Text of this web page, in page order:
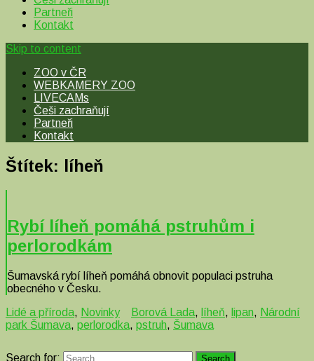
Partneři
Kontakt
Skip to content
ZOO v ČR
WEBKAMERY ZOO
LIVECAMs
Češi zachraňují
Partneři
Kontakt
Štítek: líheň
Rybí líheň pomáhá pstruhům i
perlorodkám
Šumavská rybí líheň pomáhá obnovit populaci pstruha
obecného v Česku.
Lidé a příroda, Novinky Borová Lada, líheň, lipan, Národní
park Šumava, perlorodka, pstruh, Šumava
Search for: Search